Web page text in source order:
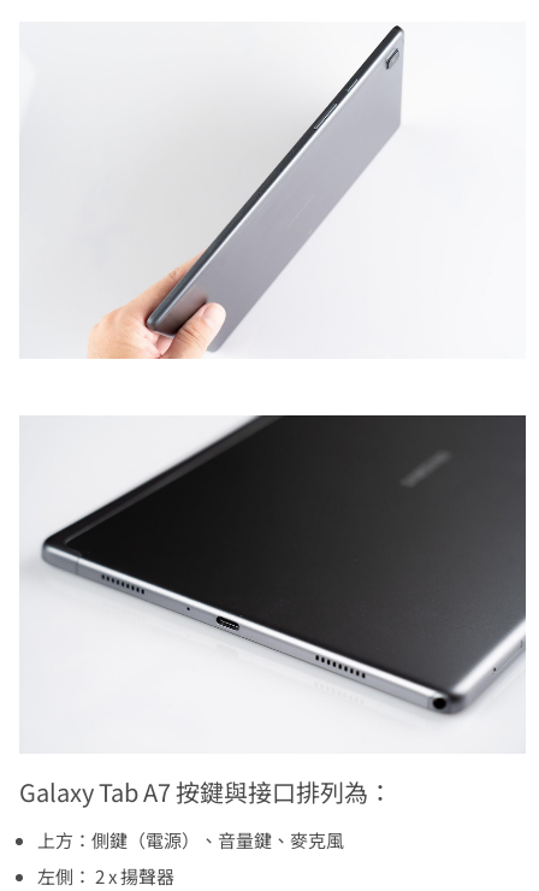
Galaxy Tab A7 按鍵與接口排列為：
上方：側鍵（電源）、音量鍵、麥克風
左側： 2 x 揚聲器